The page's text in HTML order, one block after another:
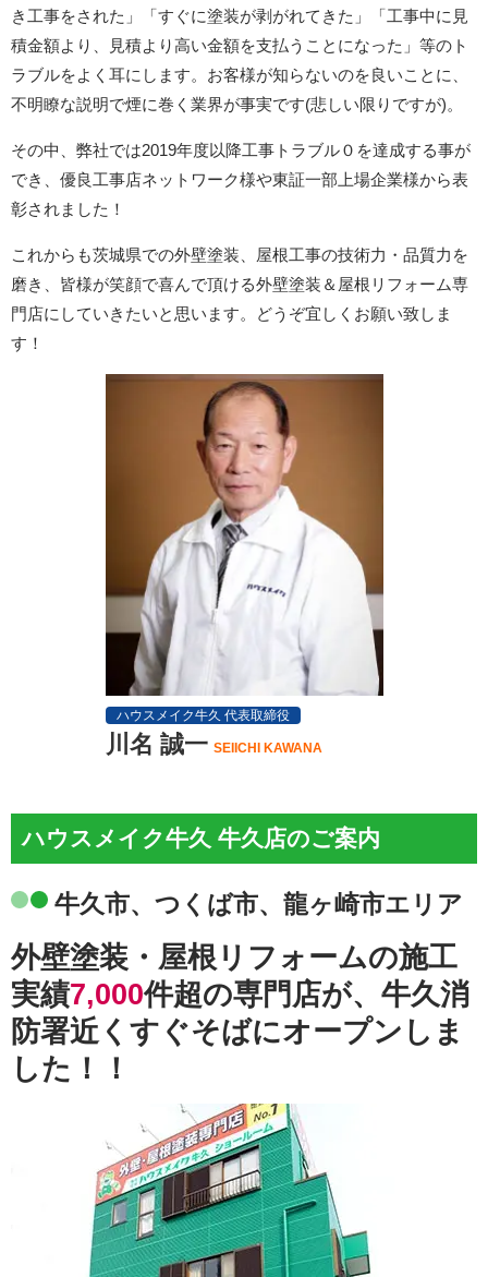
き工事をされた」「すぐに塗装が剥がれてきた」「工事中に見
積金額より、見積より高い金額を支払うことになった」等のト
ラブルをよく耳にします。お客様が知らないのを良いことに、
不明瞭な説明で煙に巻く業界が事実です(悲しい限りですが)。
その中、弊社では2019年度以降工事トラブル０を達成する事が
でき、優良工事店ネットワーク様や東証一部上場企業様から表
彰されました！
これからも茨城県での外壁塗装、屋根工事の技術力・品質力を
磨き、皆様が笑顔で喜んで頂ける外壁塗装＆屋根リフォーム専
門店にしていきたいと思います。どうぞ宜しくお願い致しま
す！
ハウスメイク牛久 代表取締役
川名 誠一 SEIICHI KAWANA
ハウスメイク牛久 牛久店のご案内
牛久市、つくば市、龍ヶ崎市エリア
外壁塗装・屋根リフォームの施工
実績7,000件超の専門店が、牛久消
防署近くすぐそばにオープンしま
した！！